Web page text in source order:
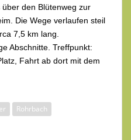
den Blütenweg zur
Die Wege verlaufen steil
7,5 km lang.
Abschnitte. Treffpunkt:
Fahrt ab dort mit dem
Rohrbach